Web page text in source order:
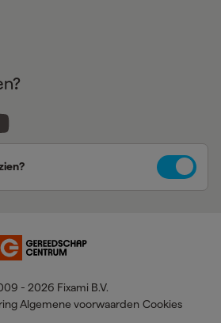
- 2026 Fixami B.V.
Algemene voorwaarden Cookies